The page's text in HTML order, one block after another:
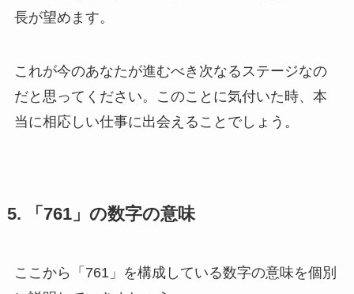
長が望めます。
これが今のあなたが進むべき次なるステージなの
だと思ってください。このことに気付いた時、本
当に相応しい仕事に出会えることでしょう。
5. 「761」の数字の意味
ここから「761」を構成している数字の意味を個別